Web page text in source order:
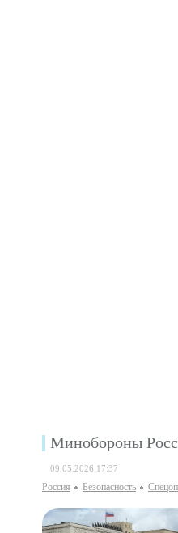
Минобороны
09.05.2026 17:37
Россия Безопаcность